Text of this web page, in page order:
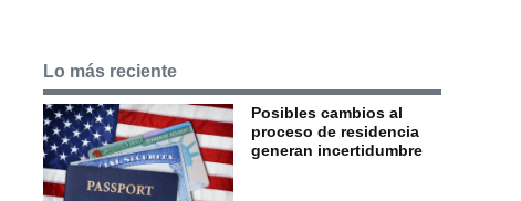
Lo más reciente
Posibles cambios al
proceso de residencia
generan incertidumbre